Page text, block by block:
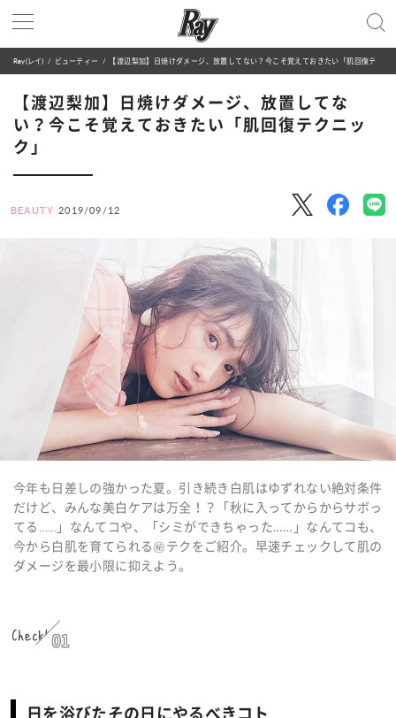
Ray(レイ) ビューティー 【渡辺梨加】日焼けダメージ、放置してない？今こそ覚えておきたい「肌回復テクニック」
【渡辺梨加】日焼けダメージ、放置してな
い？今こそ覚えておきたい「肌回復テクニッ
ク」
BEAUTY 2019/09/12
今年も日差しの強かった夏。引き続き白肌はゆずれない絶対条件
だけど、みんな美白ケアは万全！？「秋に入ってからからサボっ
てる......」なんてコや、「シミができちゃった……」なんてコも、
今から白肌を育てられる㊙テクをご紹介。早速チェックして肌の
ダメージを最小限に抑えよう。
Check! 01
日を浴びたその日にやるべきコト